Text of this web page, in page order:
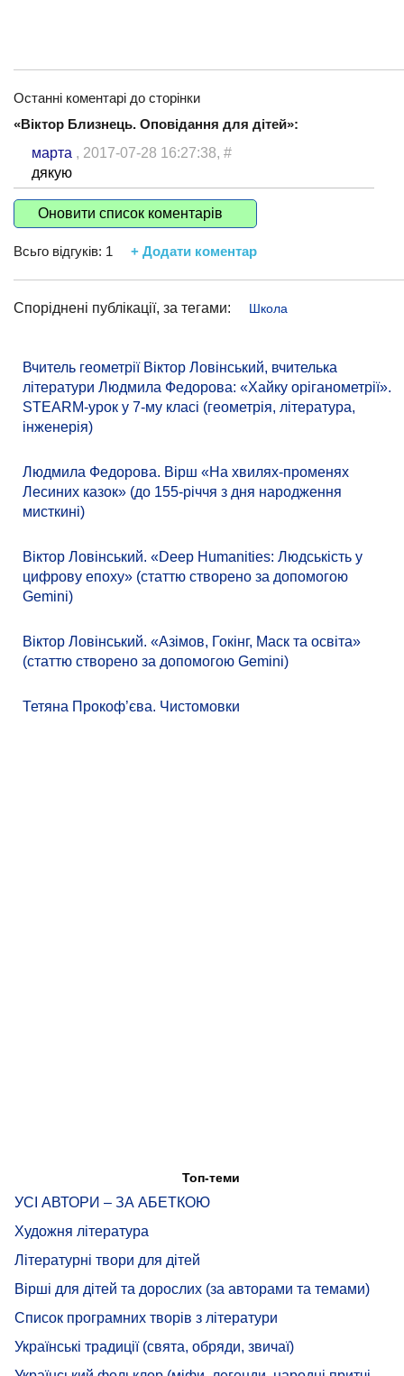
Останні коментарі до сторінки
«Віктор Близнець. Оповідання для дітей»:
марта , 2017-07-28 16:27:38, #
дякую
Оновити список коментарів
Всьго відгуків: 1 + Додати коментар
Споріднені публікації, за тегами: Школа
Вчитель геометрії Віктор Ловінський, вчителька
літератури Людмила Федорова: «Хайку оріганометрії».
STEARM-урок у 7-му класі (геометрія, література,
інженерія)
Людмила Федорова. Вірш «На хвилях-променях
Лесиних казок» (до 155-річчя з дня народження
мисткині)
Віктор Ловінський. «Deep Humanities: Людськість у
цифрову епоху» (статтю створено за допомогою
Gemini)
Віктор Ловінський. «Азімов, Гокінг, Маск та освіта»
(статтю створено за допомогою Gemini)
Тетяна Прокоф’єва. Чистомовки
Топ-теми
УСІ АВТОРИ – ЗА АБЕТКОЮ
Художня література
Літературні твори для дітей
Вірші для дітей та дорослих (за авторами та темами)
Список програмних творів з літератури
Українські традиції (свята, обряди, звичаї)